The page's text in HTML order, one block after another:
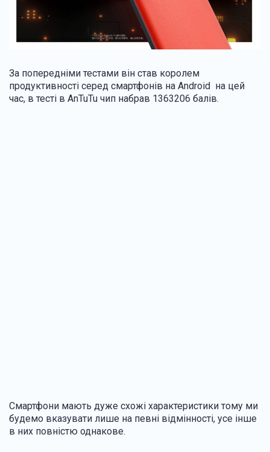
За попередніми тестами він став королем
продуктивності серед смартфонів на Android на цей
час, в тесті в AnTuTu чип набрав 1363206 балів.
Смартфони мають дуже схожі характеристики тому ми
будемо вказувати лише на певні відмінності, усе інше
в них повністю однакове.